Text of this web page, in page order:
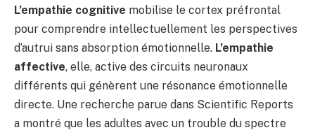
L’empathie cognitive mobilise le cortex préfrontal
pour comprendre intellectuellement les perspectives
d’autrui sans absorption émotionnelle. L’empathie
affective, elle, active des circuits neuronaux
différents qui génèrent une résonance émotionnelle
directe. Une recherche parue dans Scientific Reports
a montré que les adultes avec un trouble du spectre